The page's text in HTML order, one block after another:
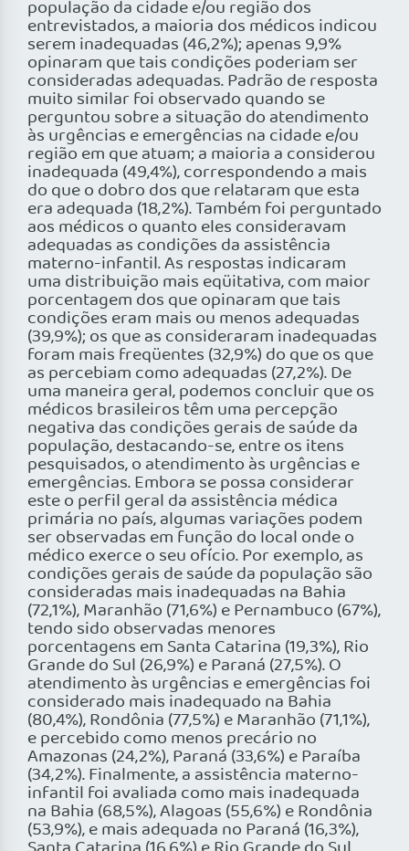
população da cidade e/ou região dos
entrevistados, a maioria dos médicos indicou
serem inadequadas (46,2%); apenas 9,9%
opinaram que tais condições poderiam ser
consideradas adequadas. Padrão de resposta
muito similar foi observado quando se
perguntou sobre a situação do atendimento
às urgências e emergências na cidade e/ou
região em que atuam; a maioria a considerou
inadequada (49,4%), correspondendo a mais
do que o dobro dos que relataram que esta
era adequada (18,2%). Também foi perguntado
aos médicos o quanto eles consideravam
adequadas as condições da assistência
materno-infantil. As respostas indicaram
uma distribuição mais eqüitativa, com maior
porcentagem dos que opinaram que tais
condições eram mais ou menos adequadas
(39,9%); os que as consideraram inadequadas
foram mais freqüentes (32,9%) do que os que
as percebiam como adequadas (27,2%). De
uma maneira geral, podemos concluir que os
médicos brasileiros têm uma percepção
negativa das condições gerais de saúde da
população, destacando-se, entre os itens
pesquisados, o atendimento às urgências e
emergências. Embora se possa considerar
este o perfil geral da assistência médica
primária no país, algumas variações podem
ser observadas em função do local onde o
médico exerce o seu ofício. Por exemplo, as
condições gerais de saúde da população são
consideradas mais inadequadas na Bahia
(72,1%), Maranhão (71,6%) e Pernambuco (67%),
tendo sido observadas menores
porcentagens em Santa Catarina (19,3%), Rio
Grande do Sul (26,9%) e Paraná (27,5%). O
atendimento às urgências e emergências foi
considerado mais inadequado na Bahia
(80,4%), Rondônia (77,5%) e Maranhão (71,1%),
e percebido como menos precário no
Amazonas (24,2%), Paraná (33,6%) e Paraíba
(34,2%). Finalmente, a assistência materno-
infantil foi avaliada como mais inadequada
na Bahia (68,5%), Alagoas (55,6%) e Rondônia
(53,9%), e mais adequada no Paraná (16,3%),